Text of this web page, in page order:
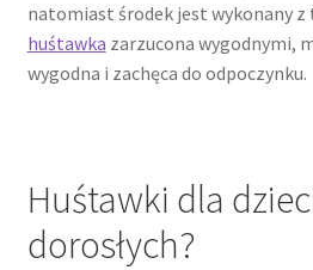
natomiast środek jest wykonany z
huśtawka zarzucona wygodnymi,
wygodna i zachęca do odpoczynku.
Huśtawki dla
dorosłych?